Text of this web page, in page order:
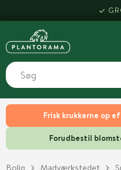
Frisk krukkerne op
Forudbestil
Bolig Madværkstedet